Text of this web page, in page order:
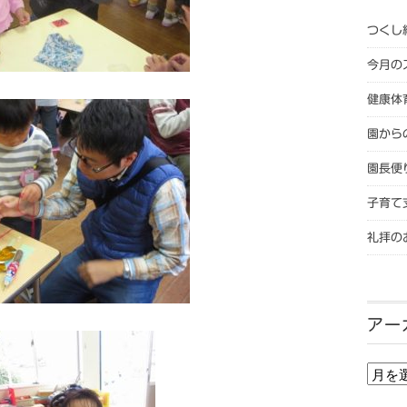
つくし
今月の
健康体
園から
園長便
子育て
礼拝の
アー
アー